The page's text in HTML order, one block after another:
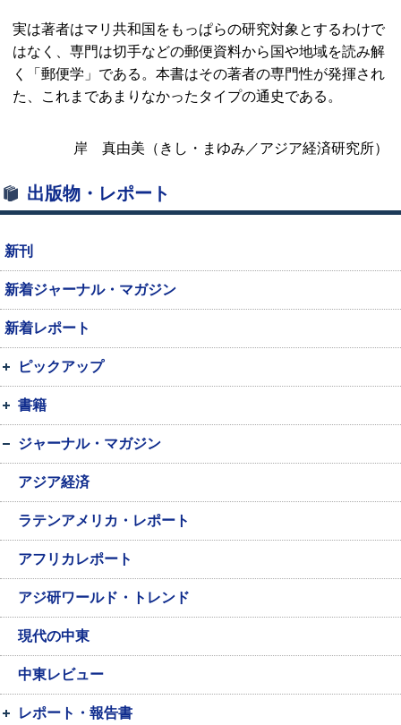
実は著者はマリ共和国をもっぱらの研究対象とするわけで
はなく、専門は切手などの郵便資料から国や地域を読み解
く「郵便学」である。本書はその著者の専門性が発揮され
た、これまであまりなかったタイプの通史である。
岸 真由美（きし・まゆみ／アジア経済研究所）
出版物・レポート
新刊
新着ジャーナル・マガジン
新着レポート
ピックアップ
書籍
ジャーナル・マガジン
アジア経済
ラテンアメリカ・レポート
アフリカレポート
アジ研ワールド・トレンド
現代の中東
中東レビュー
レポート・報告書